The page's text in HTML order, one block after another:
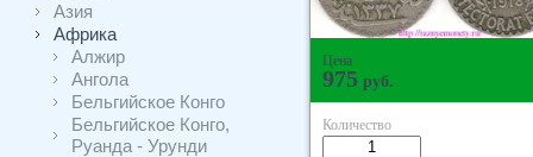
Азия
Африка
Алжир
Ангола
Бельгийское Конго
Бельгийское Конго,
Руанда - Урунди
Цена
975 руб.
Количество